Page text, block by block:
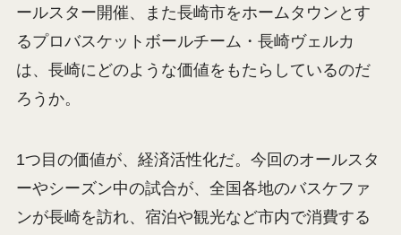
ールスター開催、また長崎市をホームタウンとす
るプロバスケットボールチーム・長崎ヴェルカ
は、長崎にどのような価値をもたらしているのだ
ろうか。
1つ目の価値が、経済活性化だ。今回のオールスタ
ーやシーズン中の試合が、全国各地のバスケファ
ンが長崎を訪れ、宿泊や観光など市内で消費する